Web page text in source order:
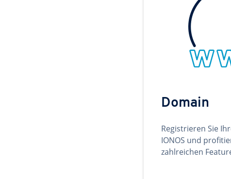
Domain
Registrieren Sie
IONOS und
zahlreichen